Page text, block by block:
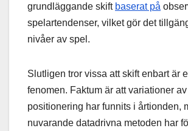
grundläggande skift baserat på
spelartendenser, vilket gör det
nivåer av spel.
Slutligen tror vissa att skift enbart är
fenomen. Faktum är att variationer
positionering har funnits i årtionden,
nuvarande datadrivna metoden har